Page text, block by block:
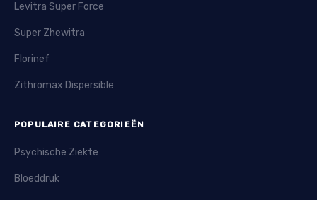
Levitra Super Force
Super Zhewitra
Florinef
Zithromax Dispersible
POPULAIRE CATEGORIEËN
Psychische Ziekte
Bloeddruk